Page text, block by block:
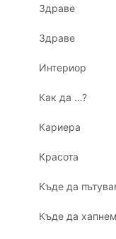
Здраве
Здраве
Интериор
Как да …?
Кариера
Красота
Къде да
Къде да